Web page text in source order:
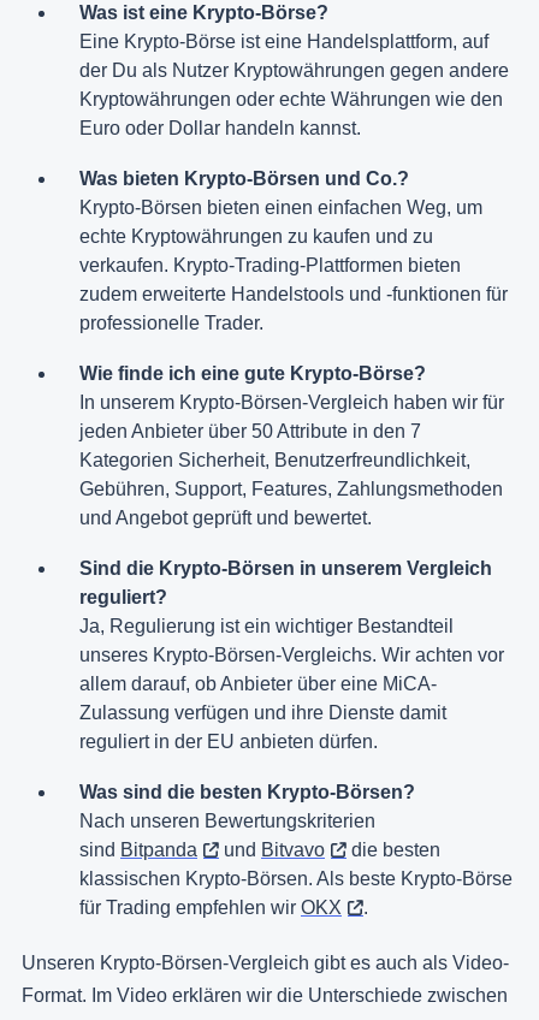
Was ist eine Krypto-Börse?
Eine Krypto-Börse ist eine Handelsplattform, auf
der Du als Nutzer Kryptowährungen gegen andere
Kryptowährungen oder echte Währungen wie den
Euro oder Dollar handeln kannst.
Was bieten Krypto-Börsen und Co.?
Krypto-Börsen bieten einen einfachen Weg, um
echte Kryptowährungen zu kaufen und zu
verkaufen. Krypto-Trading-Plattformen bieten
zudem erweiterte Handelstools und -funktionen für
professionelle Trader.
Wie finde ich eine gute Krypto-Börse?
In unserem Krypto-Börsen-Vergleich haben wir für
jeden Anbieter über 50 Attribute in den 7
Kategorien Sicherheit, Benutzerfreundlichkeit,
Gebühren, Support, Features, Zahlungsmethoden
und Angebot geprüft und bewertet.
Sind die Krypto-Börsen in unserem Vergleich
reguliert?
Ja, Regulierung ist ein wichtiger Bestandteil
unseres Krypto-Börsen-Vergleichs. Wir achten vor
allem darauf, ob Anbieter über eine MiCA-
Zulassung verfügen und ihre Dienste damit
reguliert in der EU anbieten dürfen.
Was sind die besten Krypto-Börsen?
Nach unseren Bewertungskriterien
sind Bitpanda und Bitvavo
die besten
klassischen Krypto-Börsen. Als beste Krypto-Börse
für Trading empfehlen wir OKX .
Unseren Krypto-Börsen-Vergleich gibt es auch als Video-
Format. Im Video erklären wir die Unterschiede zwischen